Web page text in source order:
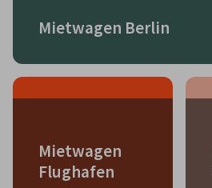
Mietwagen Berlin
Mietwagen
Flughafen